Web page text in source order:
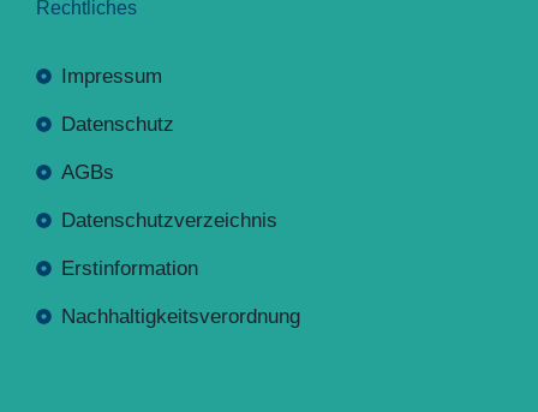
Rechtliches
Impressum
Datenschutz
AGBs
Datenschutzverzeichnis
Erstinformation
Nachhaltigkeitsverordnung